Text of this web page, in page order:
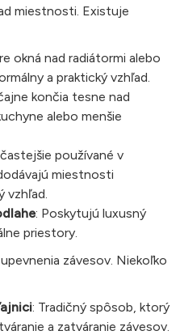
miestnosti. Existuje
okná nad radiátormi alebo
a praktický vzhľad.
končia tesne nad
alebo menšie
používané v
miestnosti
vzhľad.
: Poskytujú luxusný
priestory.
závesov. Niekoľko
: Tradičný spôsob, ktorý
a zatváranie závesov.